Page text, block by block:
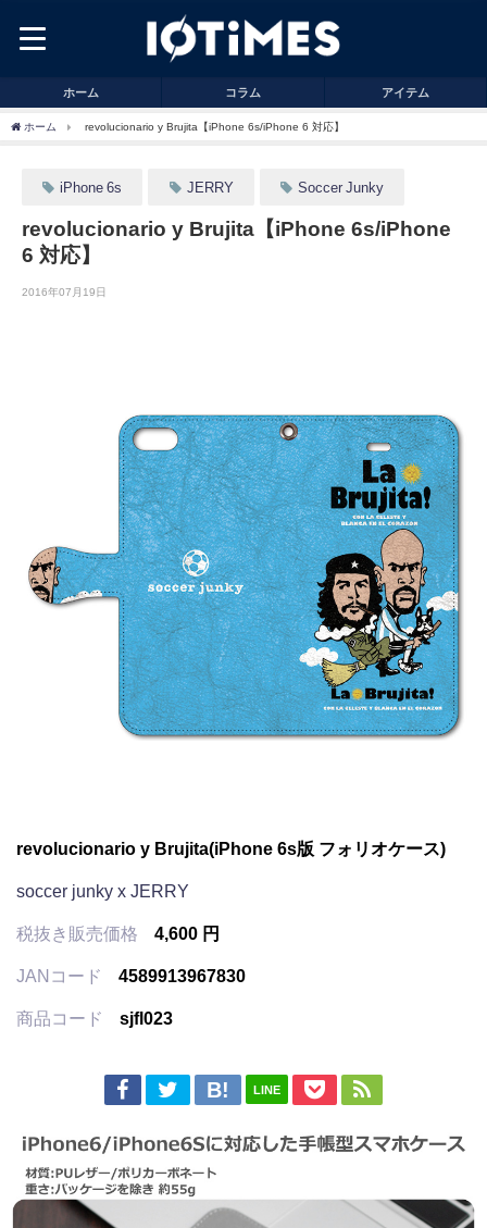
ホーム コラム アイテム
ホーム revolucionario y Brujita【iPhone 6s/iPhone 6 対応】
iPhone 6s JERRY Soccer Junky
revolucionario y Brujita【iPhone 6s/iPhone
6 対応】
2016年07月19日
revolucionario y Brujita(iPhone 6s版 フォリオケース)
soccer junky x JERRY
税抜き販売価格 4,600 円
JANコード 4589913967830
商品コード sjfl023
LINE